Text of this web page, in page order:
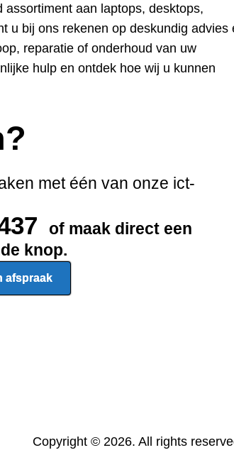
aan laptops, desktops,
u bij ons rekenen op deskundig advies
reparatie of onderhoud van uw
hulp en ontdek hoe wij u kunnen
met één van onze ict-
of maak direct een
knop.
afspraak
Copyright © 2026. All rights